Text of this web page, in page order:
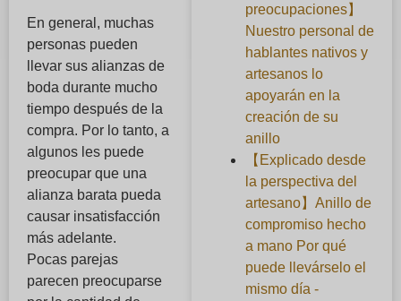
En general, muchas
personas pueden
llevar sus alianzas de
boda durante mucho
tiempo después de la
compra. Por lo tanto, a
algunos les puede
preocupar que una
alianza barata pueda
causar insatisfacción
más adelante.
Pocas parejas
parecen preocuparse
preocupaciones】
Nuestro personal de
hablantes nativos y
artesanos lo
apoyarán en la
creación de su
anillo
【Explicado desde
la perspectiva del
artesano】Anillo de
compromiso hecho
a mano Por qué
puede llevárselo el
mismo día -